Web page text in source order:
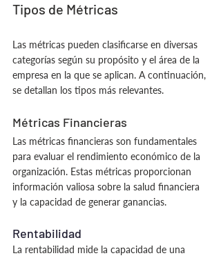
Tipos de Métricas
Las métricas pueden clasificarse en diversas
categorías según su propósito y el área de la
empresa en la que se aplican. A continuación,
se detallan los tipos más relevantes.
Métricas Financieras
Las métricas financieras son fundamentales
para evaluar el rendimiento económico de la
organización. Estas métricas proporcionan
información valiosa sobre la salud financiera
y la capacidad de generar ganancias.
Rentabilidad
La rentabilidad mide la capacidad de una